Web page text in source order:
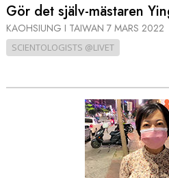
Gör det själv-mästaren
KAOHSIUNG I TAIWAN 7 MARS 2022
SCIENTOLOGISTS @LIVET